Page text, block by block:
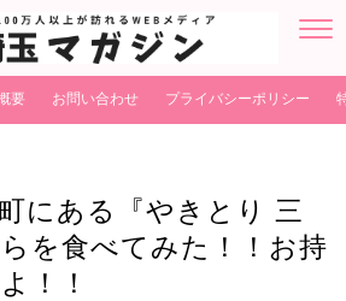
要 お問い合わせ プライバシーポリシー
にある『やきとり 三
を食べてみた！！お持
！！